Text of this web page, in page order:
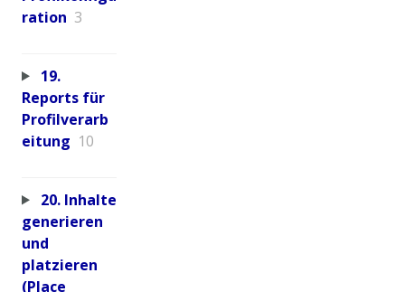
ration 3
19.
Reports für
Profilverarb
eitung 10
20. Inhalte
generieren
und
platzieren
(Place